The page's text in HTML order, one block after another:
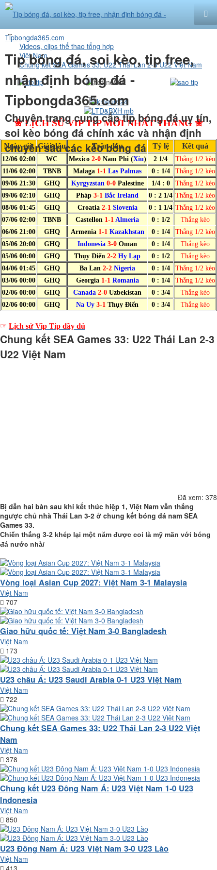
Tip bóng đá, soi kèo, tip free,
nhận định bóng đá -
Tipbongda365.com
Chuyên trang cung cấp tip bóng đá uy tín,
soi kèo bóng đá chính xác và nhận định
chuyên sâu các kèo bóng đá
Trang
Videos, clips thể thao tổng hợp
Việt Nam
Chung kết SEA Games 33: U22 Thái Lan 2-3 U22 Việt Nam
✬ LỊCH SỬ VIP TIP MỚI NHẤT THÁNG ✬
Ngày giờ Giải đấu Trận đấu Tỷ lệ Kết quả
12/06 02:00 WC Mexico 2-0 Nam Phi (Xỉu) 2 1/4
Thắng 1/2 kèo
11/06 02:00
TBNB Malaga 1-1 Las Palmas 0 : 1/4
Thắng 1/2 kèo
09/06 21:30
GHQ Kyrgyzstan 0-0Palestine 1/4 : 0
Thắng 1/2 kèo
09/06 02:10
GHQ Pháp 3-1 Bắc Ireland 0 : 2 1/4 Thắng 1/2 kèo
08/06 01:45
GHQ Croatia2-1 Slovenia 0 : 1 1/4 Thắng 1/2 kèo
07/06 02:00
TBNB Castellon 1-1 Almeria 0 : 1/2
Thắng kèo
06/06 21:00
GHQ Armenia 1-1 Kazakhstan 0 : 1/4
Thắng 1/2 kèo
05/06 20:00
GHQ Indonesia 3-0 Oman 0 : 1/4
Thắng kèo
05/06 00:00
GHQ Thụy Điển 2-2 Hy Lạp 0 : 1/2
Thắng kèo
04/06 01:45
GHQ Ba Lan 2-2 Nigeria 0 : 1/4
Thắng 1/2 kèo
03/06 00:00
GHQ Georgia 1-1 Romania 0 : 1/4
Thắng 1/2 kèo
02/06 08:00
GHQ Canada 2-0 Uzbekistan 0 : 3/4
Thắng kèo
02/06 00:00
GHQ Na Uy 3-1 Thụy Điển 0 : 3/4 Thắng kèo
☞ Lịch sử Vip Tip đầy đủ
Chung kết SEA Games 33: U22 Thái Lan 2-3
U22 Việt Nam
Đã xem: 378
Bị dẫn hai bàn sau khi kết thúc hiệp 1, Việt Nam vẫn thắng
ngược chủ nhà Thái Lan 3-2 ở chung kết bóng đá nam SEA
Games 33.
Chiến thắng 3-2 khép lại một năm được coi là mỹ mãn với bóng
đá nước nhà/
Vòng loại Asian Cup 2027: Việt Nam 3-1 Malaysia
Việt Nam
707
Giao hữu quốc tế: Việt Nam 3-0 Bangladesh
Việt Nam
173
U23 châu Á: U23 Saudi Arabia 0-1 U23 Việt Nam
Việt Nam
722
Chung kết SEA Games 33: U22 Thái Lan 2-3 U22 Việt
Nam
Việt Nam
378
Chung kết U23 Đông Nam Á: U23 Việt Nam 1-0 U23
Indonesia
Việt Nam
850
U23 Đông Nam Á: U23 Việt Nam 3-0 U23 Lào
Việt Nam
413